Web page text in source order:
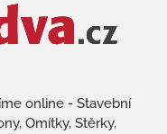
online - Stavební
Omítky, Stěrky,